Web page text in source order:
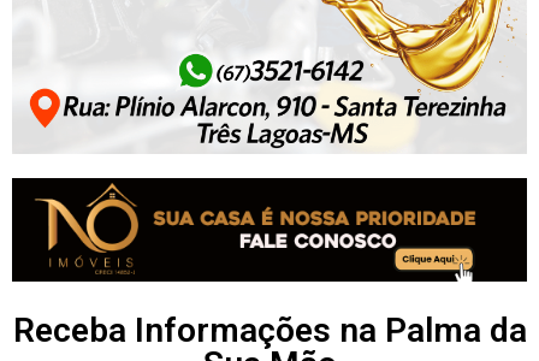
Receba Informações na Palma da